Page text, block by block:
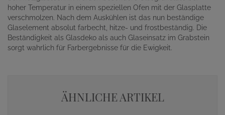
hoher Temperatur in einem speziellen Ofen mit der Glasplatte
verschmolzen. Nach dem Auskühlen ist das nun beständige
Glaselement absolut farbecht, hitze- und frostbeständig. Die
Beständigkeit als Glasdeko als auch Glaseinsatz im Grabstein
sorgt wahrlich für Farbergebnisse für die Ewigkeit.
ÄHNLICHE ARTIKEL